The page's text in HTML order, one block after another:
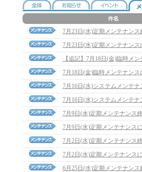
7月23日(水)定期メンテナン
7月23日(水)定期メンテナンス
【追記】7月18日(金)臨時メ
7月18日(金)臨時メンテナンス
7月16日(水)システムメンテ
7月16日(水)システムメンテナ
7月9日(水)定期メンテナンス
7月9日(水)定期メンテナンス
7月2日(水)定期メンテナンス
7月2日(水)定期メンテナンス
6月25日(水)定期メンテナン